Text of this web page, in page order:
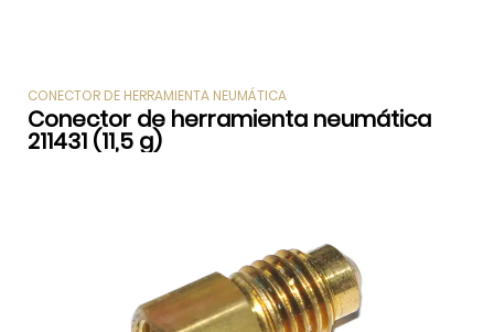
CONECTOR DE HERRAMIENTA NEUMÁTICA
Conector de herramienta neumática
211431 (11,5 g)